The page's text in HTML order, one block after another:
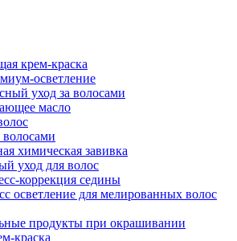
крем-краска
осветление
уход за волосами
масло
волосами
химическая завивка
уход для волос
коррекция седины
осветление для мелированных волос
продукты при окрашивании
краска